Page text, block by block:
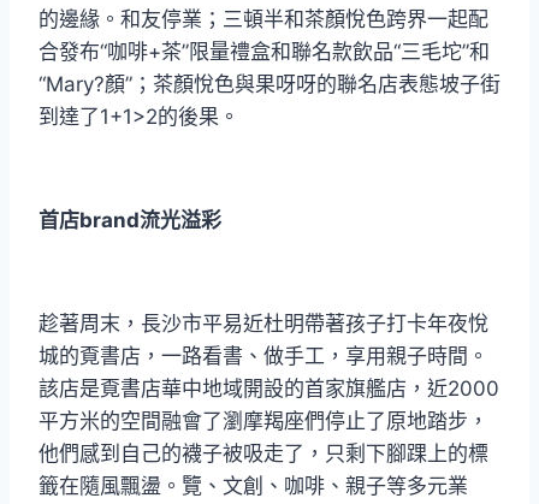
的邊緣。和友停業；三頓半和茶顏悅色跨界一起配
合發布“咖啡+茶”限量禮盒和聯名款飲品“三毛坨”和
“Mary?顏”；茶顏悅色與果呀呀的聯名店表態坡子街
到達了1+1>2的後果。
首店brand流光溢彩
趁著周末，長沙市平易近杜明帶著孩子打卡年夜悅
城的覔書店，一路看書、做手工，享用親子時間。
該店是覔書店華中地域開設的首家旗艦店，近2000
平方米的空間融會了瀏摩羯座們停止了原地踏步，
他們感到自己的襪子被吸走了，只剩下腳踝上的標
籤在隨風飄盪。覽、文創、咖啡、親子等多元業